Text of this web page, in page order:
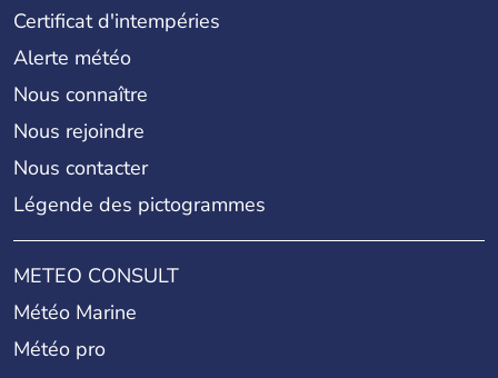
Certificat d'intempéries
Alerte météo
Nous connaître
Nous rejoindre
Nous contacter
Légende des pictogrammes
METEO CONSULT
Météo Marine
Météo pro